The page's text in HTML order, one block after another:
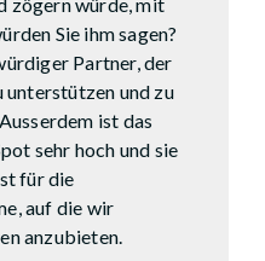
Sie ihm sagen?
Partner, der
unterstützen und zu
ist das
sehr hoch und sie
für die
auf die wir
anzubieten.